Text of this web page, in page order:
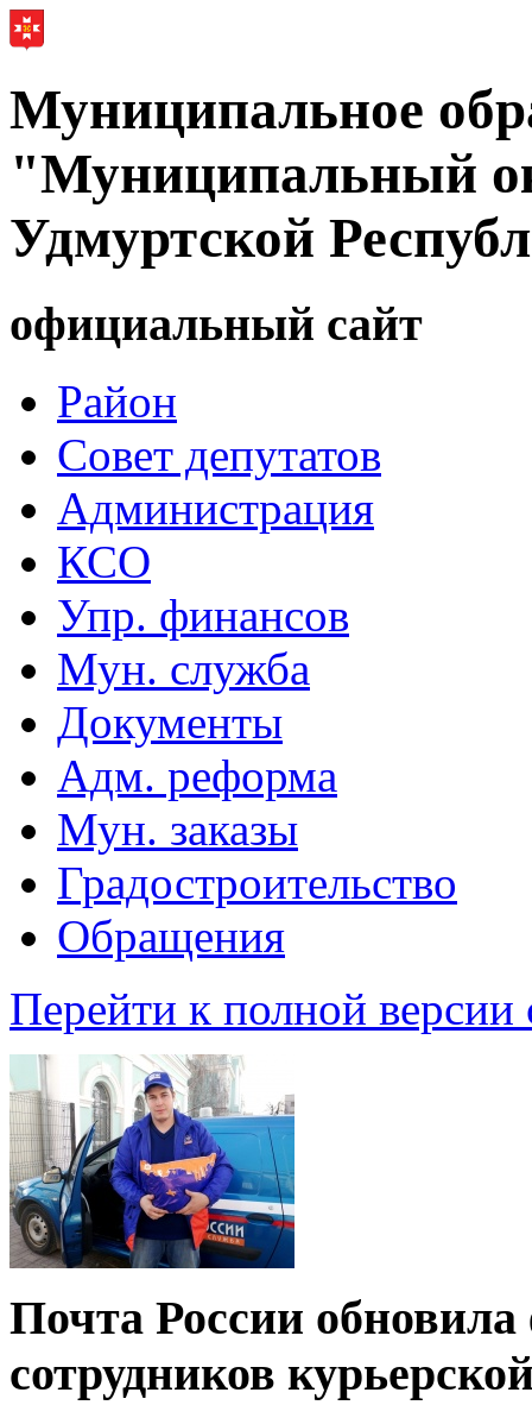
Муниципальное
"Муниципальный
Удмуртской
официальный сайт
Район
Совет депутатов
Администрация
КСО
Упр. финансов
Мун. служба
Документы
Адм. реформа
Мун. заказы
Градостроительство
Обращения
Перейти к полной версии
Почта России
сотрудников